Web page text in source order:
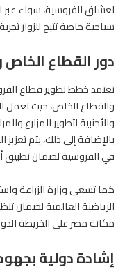
لعشاق الفروسية، سواء عبر
سياحية خاصة تتيح للزوار
دور القطاع الخاص
تعتمد خطط تطوير قطاع
والقطاع الخاص، حيث تعمل
والأجنبية لتطوير المزارع
بالإضافة إلى ذلك، يتم
في الفروسية لضمان تطبيق
كما تسعى وزارة الزراعة
الرياضية العالمية لضمان
مكانة مصر على الخريطة
إشادة دولية